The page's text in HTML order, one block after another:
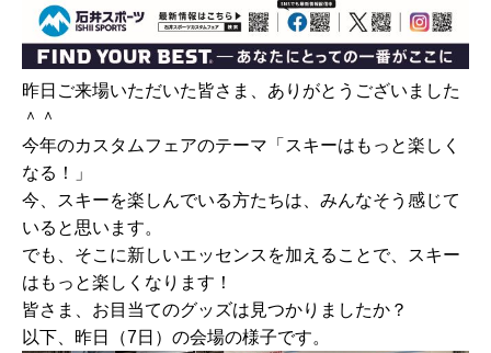
昨日ご来場いただいた皆さま、ありがとうございました
＾＾
今年のカスタムフェアのテーマ「スキーはもっと楽しく
なる！」
今、スキーを楽しんでいる方たちは、みんなそう感じて
いると思います。
でも、そこに新しいエッセンスを加えることで、スキー
はもっと楽しくなります！
皆さま、お目当てのグッズは見つかりましたか？
以下、昨日（7日）の会場の様子です。